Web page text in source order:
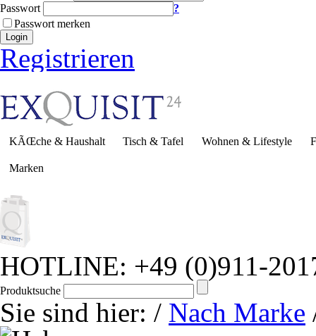
Passwort
?
Passwort merken
Login
Registrieren
KÃŒche & Haushalt Tisch & Tafel Wohnen & Lifestyle
Marken
HOTLINE: +49 (0)911-
Produktsuche
Sie sind hier: / Nach Marke